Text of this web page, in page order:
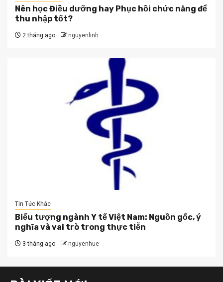
Nên học Điều dưỡng hay Phục hồi chức năng để
thu nhập tốt?
2 tháng ago nguyenlinh
Tin Tức Khác
Biểu tượng ngành Y tế Việt Nam: Nguồn gốc, ý
nghĩa và vai trò trong thực tiễn
3 tháng ago nguyenhue